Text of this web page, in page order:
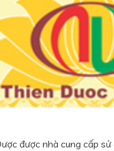
được nhà cung cấp